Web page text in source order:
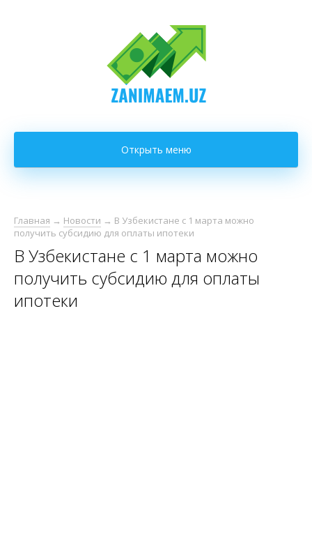
Открыть меню
Главная → Новости → В Узбекистане с 1 марта можно
получить субсидию для оплаты ипотеки
В Узбекистане с 1 марта можно
получить субсидию для оплаты
ипотеки